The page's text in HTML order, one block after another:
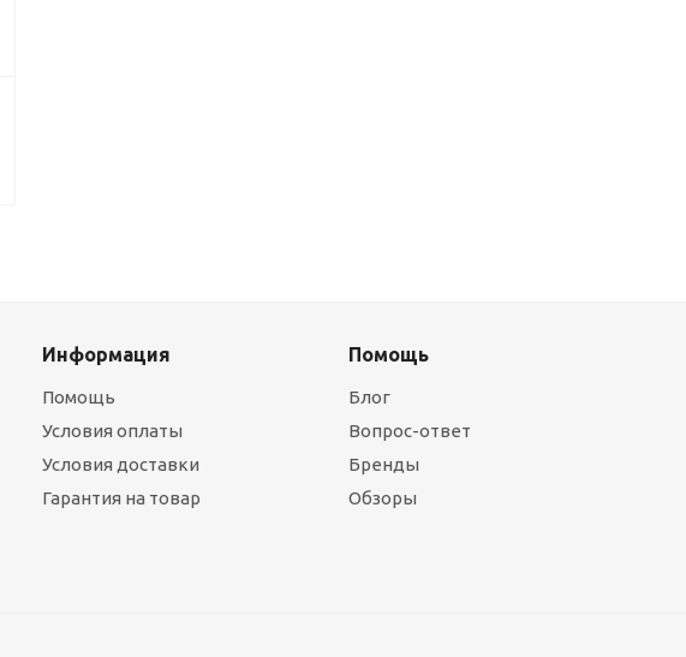
Информация
Помощь
Условия оплаты
Условия доставки
Гарантия на товар
Помощь
Блог
Вопрос-ответ
Бренды
Обзоры